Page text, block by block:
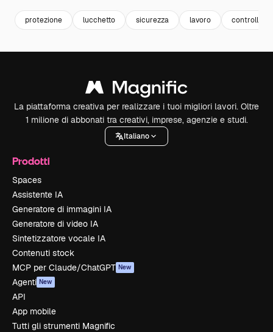
protezione lucchetto sicurezza lavoro controllare
La piattaforma creativa per realizzare i tuoi migliori lavori. Oltre
1 milione di abbonati tra creativi, imprese, agenzie e studi.
Italiano
Prodotti
Spaces
Assistente IA
Generatore di immagini IA
Generatore di video IA
Sintetizzatore vocale IA
Contenuti stock
MCP per Claude/ChatGPT New
Agenti New
API
App mobile
Tutti gli strumenti Magnific